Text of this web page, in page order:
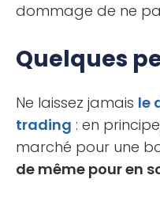
dommage de ne
Quelques
Ne laissez jamais le
trading : en
marché pour une
de même pour en